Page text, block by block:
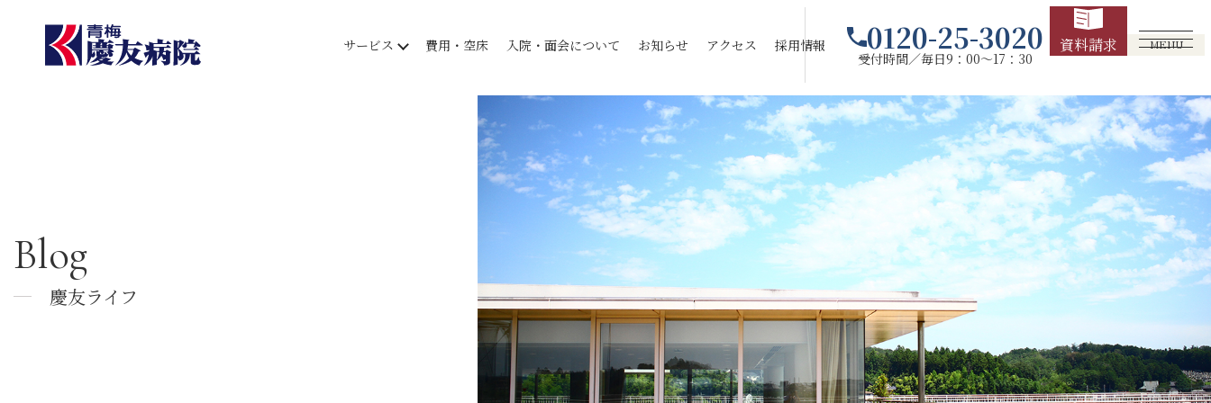
サービス 費用・空床 入院・面会について お知らせ アクセス 採用情報 0120-25-3020
受付時間／毎日9：00～17：30
資料請求 MENU
Blog
慶友ライフ